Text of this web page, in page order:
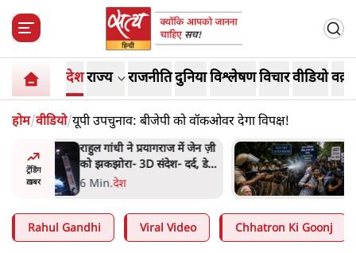
देशराज्य राजनीतिदुनियाविश्लेषणविचारवीडियो
होम/वीडियो/यूपी उपचुनाव: बीजेपी को वॉकओवर देगा विपक्ष!
ट्रेंडिंग
ख़बर
में जेन ज़ी
डेटा,
पीएम मोदी लाल किले से बताएं
पैलेट गन चलाने का आदेश किसका
था, जंतर मंतर हमाराः CJP
Rahul Gandhi Viral Video Chhatron Ki Goonj